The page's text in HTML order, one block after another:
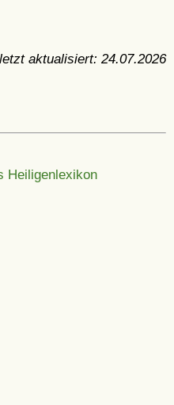
aktualisiert: 24.07.2026
Heiligenlexikon